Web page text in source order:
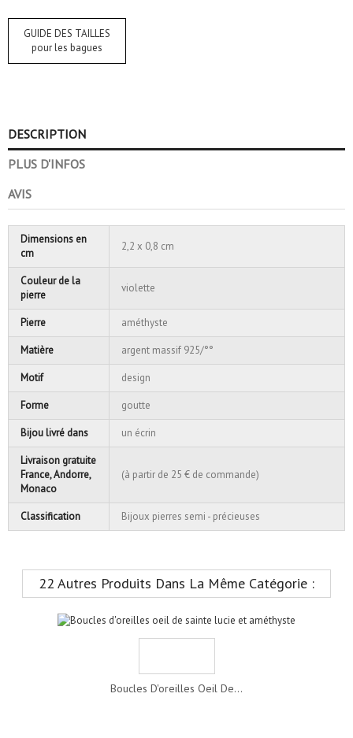
GUIDE DES TAILLES
pour les bagues
DESCRIPTION
PLUS D'INFOS
AVIS
Dimensions en
cm
2,2 x 0,8 cm
Couleur de la
pierre
violette
Pierre améthyste
Matière argent massif 925/°°
Motif design
Forme goutte
Bijou livré dans un écrin
Livraison gratuite
France, Andorre,
Monaco
(à partir de 25 € de commande)
Classification Bijoux pierres semi - précieuses
22 Autres Produits Dans La Même Catégorie :
Boucles D'oreilles Oeil De...